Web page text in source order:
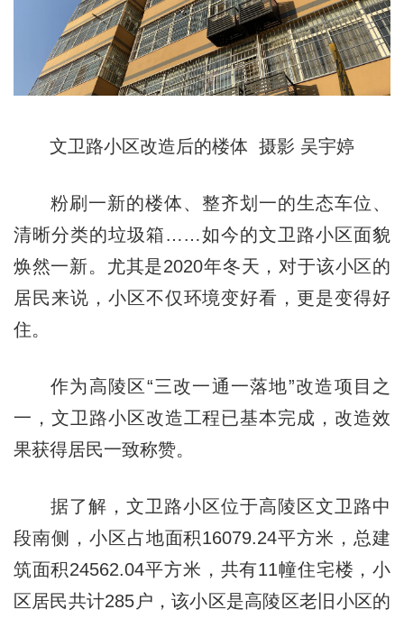
文卫路小区改造后的楼体 摄影 吴宇婷
粉刷一新的楼体、整齐划一的生态车位、
清晰分类的垃圾箱……如今的文卫路小区面貌
焕然一新。尤其是2020年冬天，对于该小区的
居民来说，小区不仅环境变好看，更是变得好
住。
作为高陵区“三改一通一落地”改造项目之
一，文卫路小区改造工程已基本完成，改造效
果获得居民一致称赞。
据了解，文卫路小区位于高陵区文卫路中
段南侧，小区占地面积16079.24平方米，总建
筑面积24562.04平方米，共有11幢住宅楼，小
区居民共计285户，该小区是高陵区老旧小区的